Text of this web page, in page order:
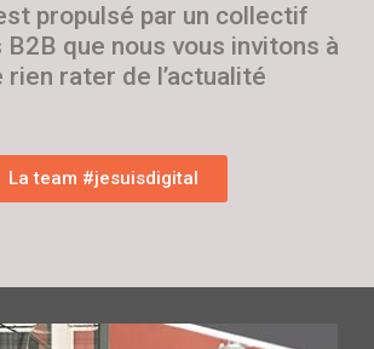
propulsé par un collectif
B2B que nous vous invitons à
rien rater de l’actualité
La team #jesuisdigital